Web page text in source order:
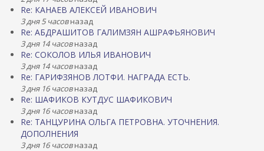
Re: КАНАЕВ АЛЕКСЕЙ ИВАНОВИЧ
3 дня 5 часовназад
Re: АБДРАШИТОВ ГАЛИМЗЯН АШРАФЬЯНОВИЧ
3 дня 14 часовназад
Re: СОКОЛОВ ИЛЬЯ ИВАНОВИЧ
3 дня 14 часовназад
Re: ГАРИФЗЯНОВ ЛОТФИ. НАГРАДА ЕСТЬ.
3 дня 16 часовназад
Re: ШАФИКОВ КУТДУС ШАФИКОВИЧ
3 дня 16 часовназад
Re: ТАНЦУРИНА ОЛЬГА ПЕТРОВНА. УТОЧНЕНИЯ.
ДОПОЛНЕНИЯ
3 дня 16 часовназад